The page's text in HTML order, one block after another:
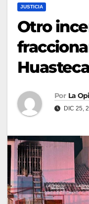
JUSTICIA
Otro
Por La
DIC 25,